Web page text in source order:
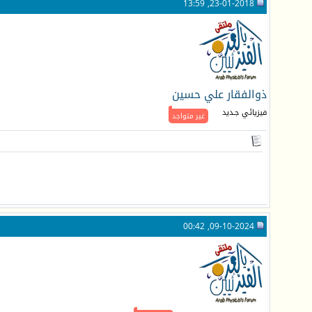
ذوالفقار علي حسين
غير متواجد فيزيائي جـديد